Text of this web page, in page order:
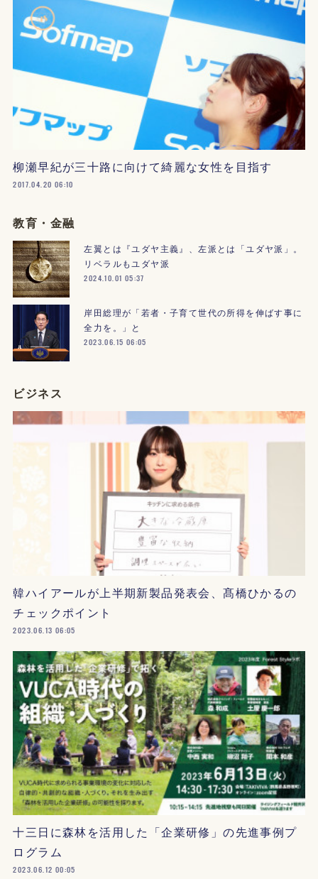
柳瀬早紀が三十路に向けて綺麗な女性を目指す
2017.04.20 06:10
教育・金融
左翼とは『ユダヤ主義』、左派とは「ユダヤ派」。
リベラルもユダヤ派
2024.10.01 05:37
岸田総理が「若者・子育て世代の所得を伸ばす事に
全力を。」と
2023.06.15 06:05
ビジネス
韓ハイアールが上半期新製品発表会、髙橋ひかるの
チェックポイント
2023.06.13 06:05
十三日に森林を活用した「企業研修」の先進事例プ
ログラム
2023.06.12 00:05